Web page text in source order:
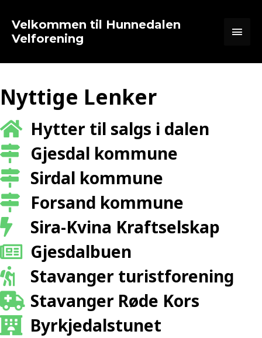
rett
innholdet
Velkommen til Hunnedalen
Velforening
Nyttige Lenker
Hytter til salgs i dalen
Gjesdal kommune
Sirdal kommune
Forsand kommune
Sira-Kvina Kraftselskap
Gjesdalbuen
Stavanger turistforening
Stavanger Røde Kors
Byrkjedalstunet